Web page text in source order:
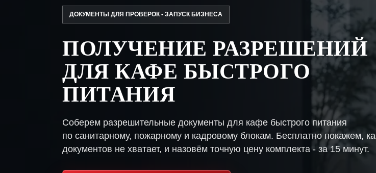
ДОКУМЕНТЫ ДЛЯ ПРОВЕРОК • ЗАПУСК БИЗНЕСА
ПОЛУЧЕНИЕ РАЗРЕШЕНИЙ
ДЛЯ КАФЕ БЫСТРОГО
ПИТАНИЯ
Соберем разрешительные документы для кафе быстрого питания
по санитарному, пожарному и кадровому блокам. Бесплатно покажем,
документов не хватает, и назовём точную цену комплекта - за 15 минут.